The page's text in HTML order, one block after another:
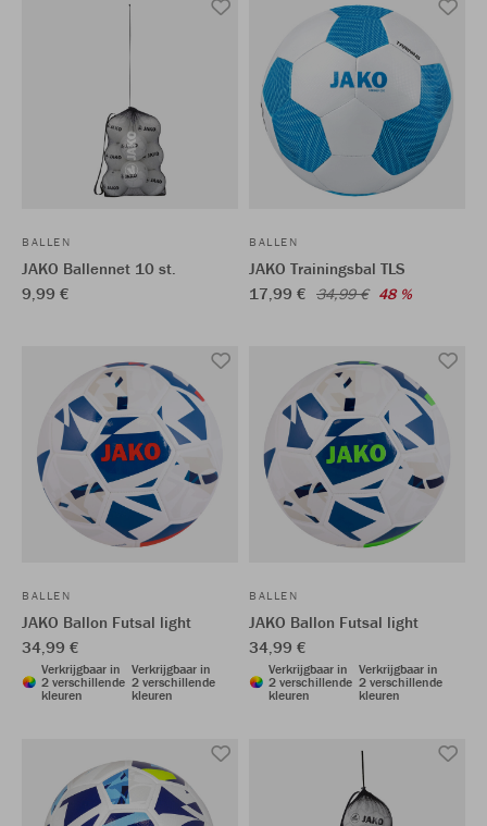
BALLEN
JAKO Ballennet 10 st.
9,99 €
BALLEN
JAKO Trainingsbal TLS
17,99 € 34,99 € 48 %
BALLEN
JAKO Ballon Futsal light
34,99 €
Verkrijgbaar in
2 verschillende
kleuren
Verkrijgbaar in
2 verschillende
kleuren
BALLEN
JAKO Ballon Futsal light
34,99 €
Verkrijgbaar in
2 verschillende
kleuren
Verkrijgbaar in
2 verschillende
kleuren